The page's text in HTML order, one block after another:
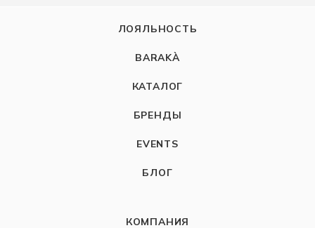
ЛОЯЛЬНОСТЬ
BARAKÀ
КАТАЛОГ
БРЕНДЫ
EVENTS
БЛОГ
КОМПАНИЯ